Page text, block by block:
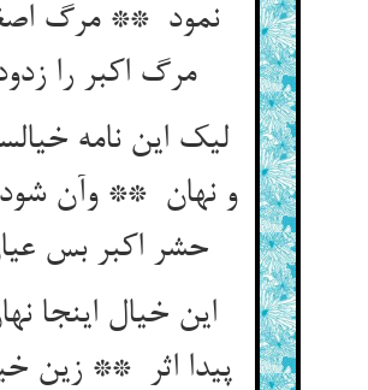
نمود ** مرگ
مرگ اکبر را زدود
لیک این نامه
و نهان ** وآن شود
این خیال اینجا
پیدا اثر ** زین